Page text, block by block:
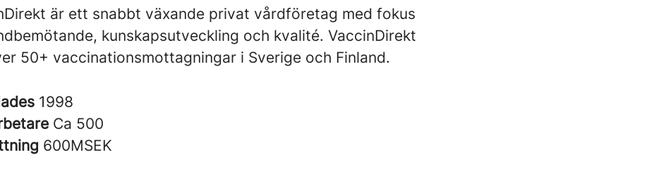
är ett snabbt växande privat vårdföretag med fokus
kunskapsutveckling och kvalité. VaccinDirekt
50+ vaccinationsmottagningar i Sverige och Finland.
1998
Ca 500
600MSEK